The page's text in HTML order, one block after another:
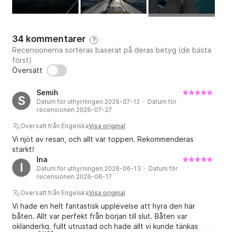
34 kommentarer ?
Recensionerna sorteras baserat på deras betyg (de bästa
först)
Översätt
S
Semih
Datum för uthyrningen 2026-07-12 · Datum för
recensionen 2026-07-27
Översatt från EngelskaVisa original
Vi njöt av resan, och allt var toppen. Rekommenderas
starkt!
I
Ina
Datum för uthyrningen 2026-06-13 · Datum för
recensionen 2026-06-17
Översatt från EngelskaVisa original
Vi hade en helt fantastisk upplevelse att hyra den här
båten. Allt var perfekt från början till slut. Båten var
oklanderlig, fullt utrustad och hade allt vi kunde tänkas